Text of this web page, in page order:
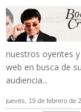
nuestros oyentes
web en busca de
audiencia...
jueves, 19 de febrero de